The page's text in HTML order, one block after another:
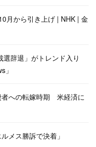
月から引き上げ | NHK | 金
選辞退」がトレンド入り
者への転嫁時期 米経済に
メス勝訴で決着」